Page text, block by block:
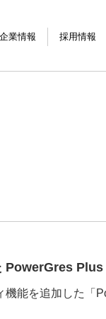
企業情報 採用情報
PowerGres
能を追加した「